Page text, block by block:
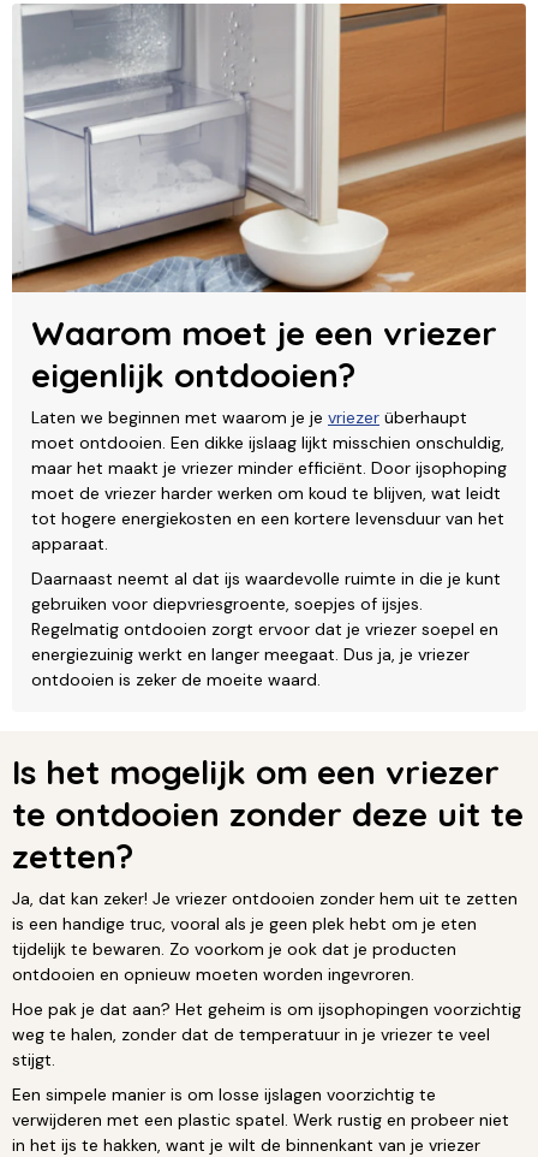
Waarom moet je een vriezer
eigenlijk ontdooien?
Laten we beginnen met waarom je je vriezer überhaupt
moet ontdooien. Een dikke ijslaag lijkt misschien onschuldig,
maar het maakt je vriezer minder efficiënt. Door ijsophoping
moet de vriezer harder werken om koud te blijven, wat leidt
tot hogere energiekosten en een kortere levensduur van het
apparaat.
Daarnaast neemt al dat ijs waardevolle ruimte in die je kunt
gebruiken voor diepvriesgroente, soepjes of ijsjes.
Regelmatig ontdooien zorgt ervoor dat je vriezer soepel en
energiezuinig werkt en langer meegaat. Dus ja, je vriezer
ontdooien is zeker de moeite waard.
Is het mogelijk om een vriezer
te ontdooien zonder deze uit te
zetten?
Ja, dat kan zeker! Je vriezer ontdooien zonder hem uit te zetten
is een handige truc, vooral als je geen plek hebt om je eten
tijdelijk te bewaren. Zo voorkom je ook dat je producten
ontdooien en opnieuw moeten worden ingevroren.
Hoe pak je dat aan? Het geheim is om ijsophopingen voorzichtig
weg te halen, zonder dat de temperatuur in je vriezer te veel
stijgt.
Een simpele manier is om losse ijslagen voorzichtig te
verwijderen met een plastic spatel. Werk rustig en probeer niet
in het ijs te hakken, want je wilt de binnenkant van je vriezer